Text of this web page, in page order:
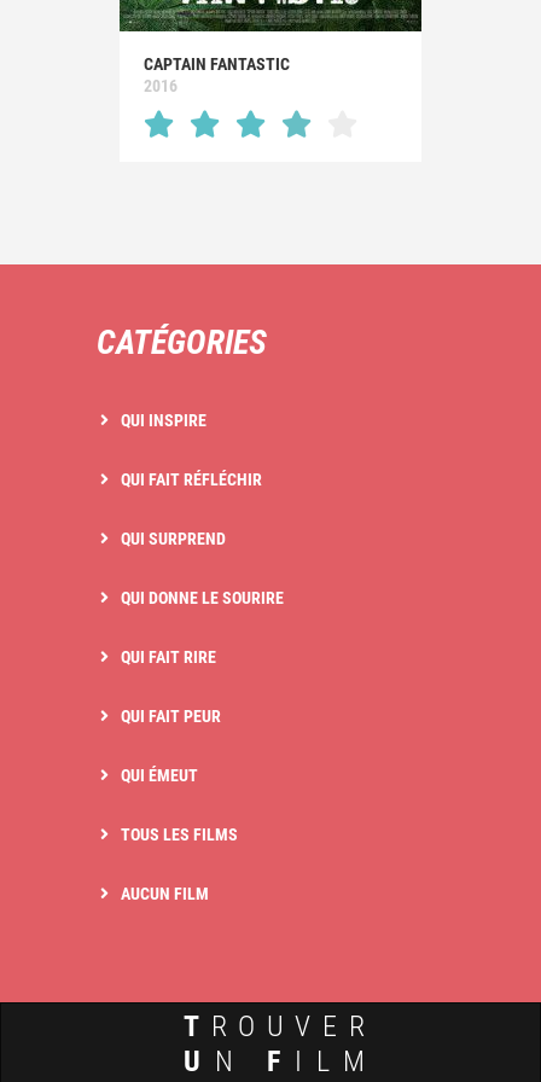
CAPTAIN FANTASTIC
2016
CATÉGORIES
QUI INSPIRE
QUI FAIT RÉFLÉCHIR
QUI SURPREND
QUI DONNE LE SOURIRE
QUI FAIT RIRE
QUI FAIT PEUR
QUI ÉMEUT
TOUS LES FILMS
AUCUN FILM
T ROUVER
U N F ILM